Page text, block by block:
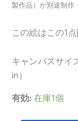
製作品）が別途制作
この絵はこの1
キャンバスサイ
in）
有効: 在庫1個